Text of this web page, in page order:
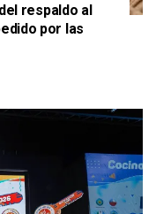
respaldo al
por las